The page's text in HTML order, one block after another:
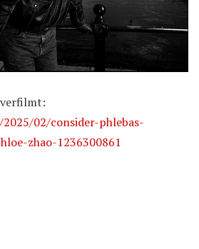
02/consider-phlebas-
zhao-1236300861